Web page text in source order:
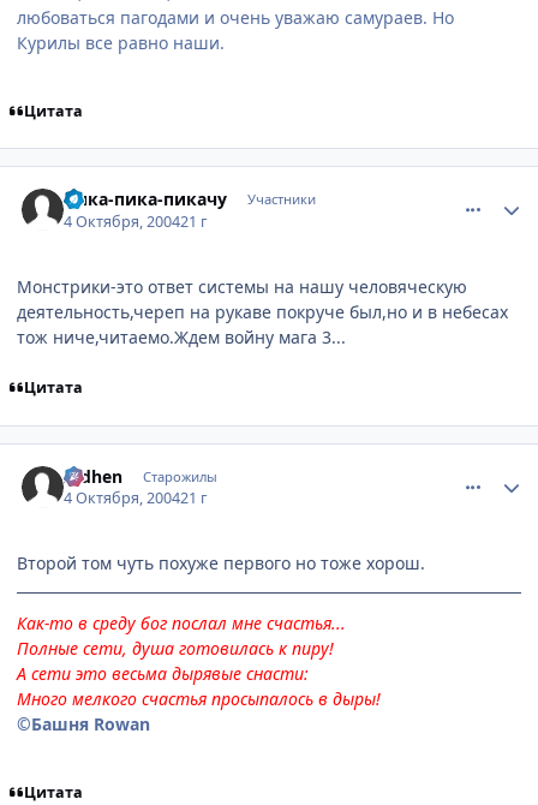
любоваться пагодами и очень уважаю самураев. Но
Курилы все равно наши.
Цитата
Пика-пика-пикачу Участники
4 Октября, 200421 г
Монстрики-это ответ системы на нашу человяческую
деятельность,череп на рукаве покруче был,но и в небесах
тож ниче,читаемо.Ждем войну мага 3...
Цитата
Aidhen Старожилы
4 Октября, 200421 г
Второй том чуть похуже первого но тоже хорош.
Как-то в среду бог послал мне счастья...
Полные сети, душа готовилась к пиру!
А сети это весьма дырявые снасти:
Много мелкого счастья просыпалось в дыры!
©Башня Rowan
Цитата